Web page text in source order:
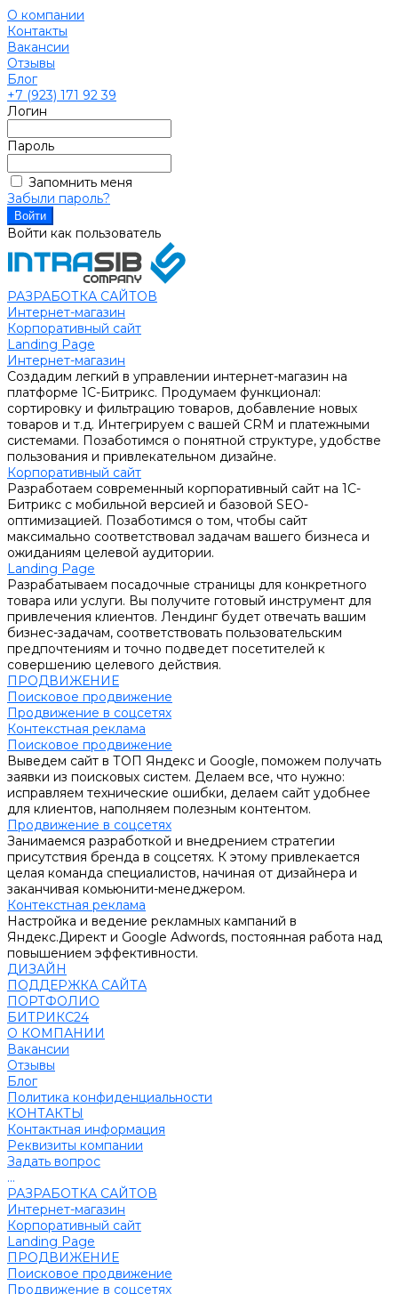
О компании
Контакты
Вакансии
Отзывы
Блог
+7 (923) 171 92 39
Логин
Пароль
Запомнить меня
Забыли пароль?
Войти как пользователь
РАЗРАБОТКА САЙТОВ
Интернет-магазин
Корпоративный сайт
Landing Page
Интернет-магазин
Создадим легкий в управлении интернет-магазин на
платформе 1С-Битрикс. Продумаем функционал:
сортировку и фильтрацию товаров, добавление новых
товаров и т.д. Интегрируем с вашей CRM и платежными
системами. Позаботимся о понятной структуре, удобстве
пользования и привлекательном дизайне.
Корпоративный сайт
Разработаем современный корпоративный сайт на 1С-
Битрикс с мобильной версией и базовой SEO-
оптимизацией. Позаботимся о том, чтобы сайт
максимально соответствовал задачам вашего бизнеса и
ожиданиям целевой аудитории.
Landing Page
Разрабатываем посадочные страницы для конкретного
товара или услуги. Вы получите готовый инструмент для
привлечения клиентов. Лендинг будет отвечать вашим
бизнес-задачам, соответствовать пользовательским
предпочтениям и точно подведет посетителей к
совершению целевого действия.
ПРОДВИЖЕНИЕ
Поисковое продвижение
Продвижение в соцсетях
Контекстная реклама
Поисковое продвижение
Выведем сайт в ТОП Яндекс и Google, поможем получать
заявки из поисковых систем. Делаем все, что нужно:
исправляем технические ошибки, делаем сайт удобнее
для клиентов, наполняем полезным контентом.
Продвижение в соцсетях
Занимаемся разработкой и внедрением стратегии
присутствия бренда в соцсетях. К этому привлекается
целая команда специалистов, начиная от дизайнера и
заканчивая комьюнити-менеджером.
Контекстная реклама
Настройка и ведение рекламных кампаний в
Яндекс.Директ и Google Adwords, постоянная работа над
повышением эффективности.
ДИЗАЙН
ПОДДЕРЖКА САЙТА
ПОРТФОЛИО
БИТРИКС24
О КОМПАНИИ
Вакансии
Отзывы
Блог
Политика конфиденциальности
КОНТАКТЫ
Контактная информация
Реквизиты компании
Задать вопрос
...
РАЗРАБОТКА САЙТОВ
Интернет-магазин
Корпоративный сайт
Landing Page
ПРОДВИЖЕНИЕ
Поисковое продвижение
Продвижение в соцсетях